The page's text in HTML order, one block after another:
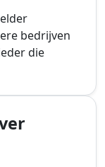
bedrijven
die